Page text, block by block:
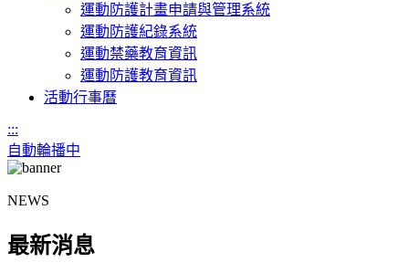
運動防護計畫申請與管理系統
運動防護紀錄系統
運動禁藥教育資訊
運動防護教育資訊
活動行事曆
:::
自動輪播中
NEWS
最新消息